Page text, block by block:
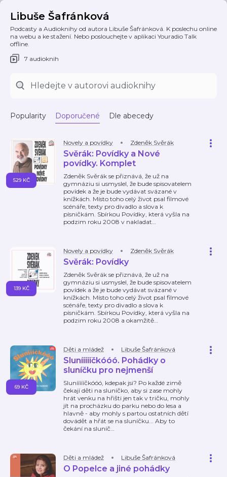
Libuše Šafránková
Podcasty a Audioknihy od autora Libuše Šafránková. K poslechu online
na webu a ke stažení. Nebo poslouchejte v aplikaci Youradio Talk
offline.
7 audioknih
Popularity Doporučené Dle abecedy
Novely a povídky Zdeněk Svěrák
Svěrák: Povídky a Nové
povídky. Komplet
Zdeněk Svěrák se přiznává, že už na
gymnáziu si usmyslel, že bude spisovatelem
povídek a že je bude vydávat svázané v
knížkách. Místo toho celý život psal filmové
scénáře, texty pro divadlo a slova k
písničkám. Sbírkou Povídky, která vyšla na
podzim roku 2008 v nakladat…
529 KČ
Novely a povídky Zdeněk Svěrák
Svěrák: Povídky
Zdeněk Svěrák se přiznává, že už na
gymnáziu si usmyslel, že bude spisovatelem
povídek a že je bude vydávat svázané v
knížkách. Místo toho celý život psal filmové
scénáře, texty pro divadlo a slova k
písničkám. Sbírkou Povídky, která vyšla na
podzim roku 2008 a okamžitě…
139 KČ
Děti a mládež Libuše Šafránková
Sluníííííčkóóó. Pohádky o
sluníčku pro nejmenší
Sluníííííčkóóó, kdepak jsi? Po každé zimě
čekají děti na sluníčko, aby si zase mohly
hrát venku na hřišti jen tak v tričku, mohly
jít na procházku do parku nebo do lesa a
hlavně - aby mohly s partou ostatních dětí
dovádět a hřát se na sluníčku... Aby to
čekání na sluníč…
69 KČ
Děti a mládež Libuše Šafránková
O Popelce a jiné pohádky